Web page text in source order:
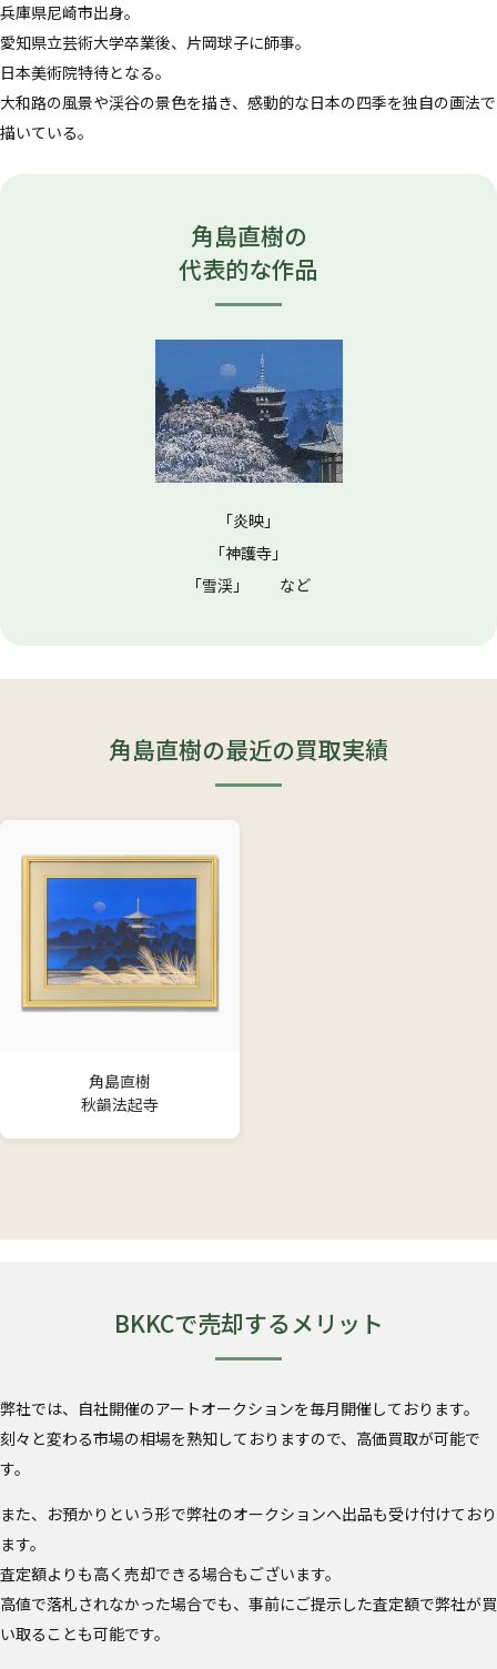
兵庫県尼崎市出身。
愛知県立芸術大学卒業後、片岡球子に師事。
日本美術院特待となる。
大和路の風景や渓谷の景色を描き、感動的な日本の四季を独自の画法で
描いている。
角島直樹の
代表的な作品
「炎映」
「神護寺」
「雪渓」 など
角島直樹の最近の買取実績
角島直樹
秋韻法起寺
BKKCで売却するメリット
弊社では、自社開催のアートオークションを毎月開催しております。
刻々と変わる市場の相場を熟知しておりますので、高価買取が可能で
す。
また、お預かりという形で弊社のオークションへ出品も受け付けており
ます。
査定額よりも高く売却できる場合もございます。
高値で落札されなかった場合でも、事前にご提示した査定額で弊社が買
い取ることも可能です。